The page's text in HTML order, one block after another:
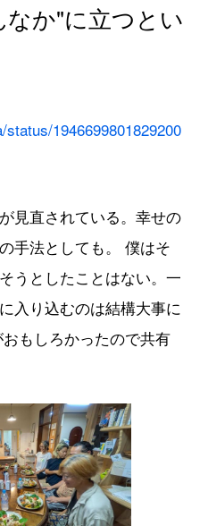
なか"に立つとい
1946699801829200
見直されている。幸せの
手法としても。 僕はそ
うとしたことはない。一
入り込むのは結構大事に
もしろかったので共有